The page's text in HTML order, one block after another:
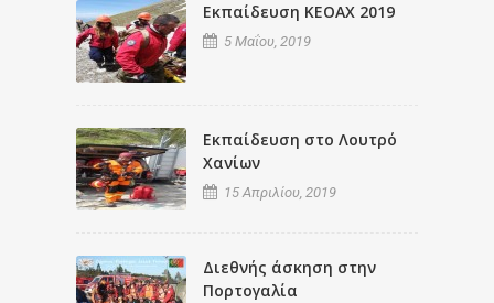
Εκπαίδευση ΚΕΟΑΧ 2019
5 Μαΐου, 2019
Εκπαίδευση στο Λουτρό
Χανίων
15 Απριλίου, 2019
Διεθνής άσκηση στην
Πορτογαλία